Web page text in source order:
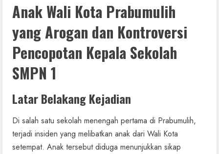
Anak Wali Kota Prabumulih
yang Arogan dan Kontroversi
Pencopotan Kepala Sekolah
SMPN 1
Latar Belakang Kejadian
Di salah satu sekolah menengah pertama di Prabumulih,
terjadi insiden yang melibatkan anak dari Wali Kota
setempat. Anak tersebut diduga menunjukkan sikap